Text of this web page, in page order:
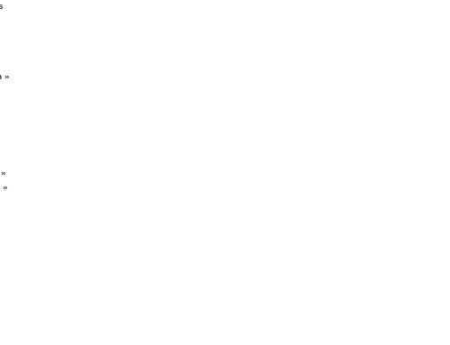
»
»